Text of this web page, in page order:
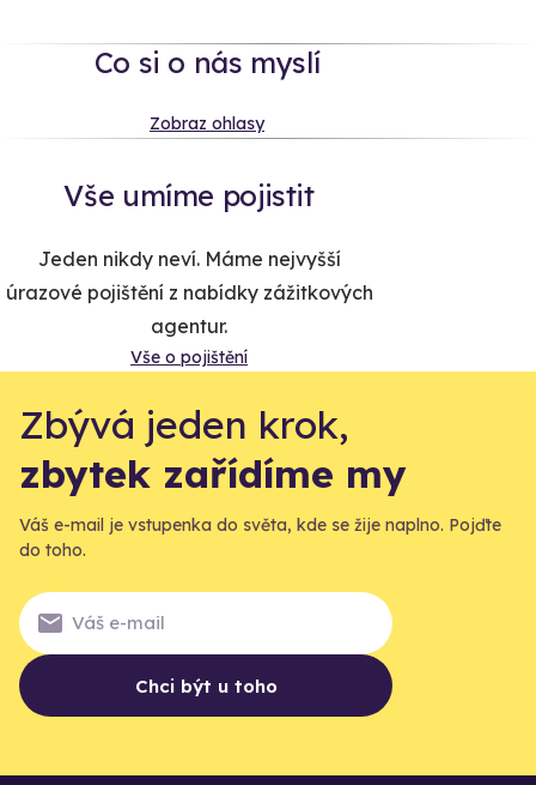
Co si o nás myslí
Zobraz ohlasy
Vše umíme pojistit
Jeden nikdy neví. Máme nejvyšší
úrazové pojištění z nabídky zážitkových
agentur.
Vše o pojištění
Zbývá jeden krok,
zbytek zařídíme my
Váš e-mail je vstupenka do světa, kde se žije naplno. Pojďte
do toho.
Chci být u toho